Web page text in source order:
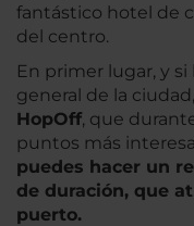
fantástico hotel de
del centro.
En primer lugar, y
general de la
HopOff, que
puntos más
puedes hacer un
de duración, que
puerto.